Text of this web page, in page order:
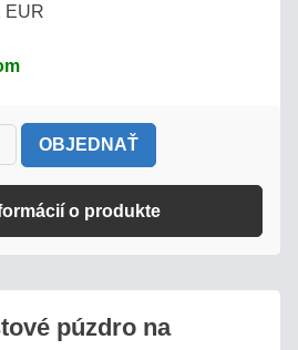
EUR
OBJEDNAŤ
o produkte
púzdro na